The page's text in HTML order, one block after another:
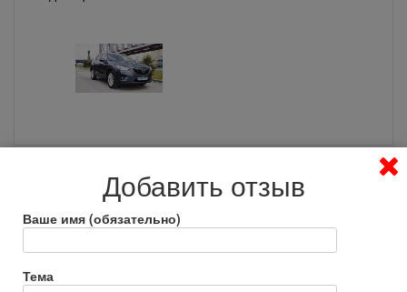
Добавить отзыв
Ваше имя (обязательно)
Тема